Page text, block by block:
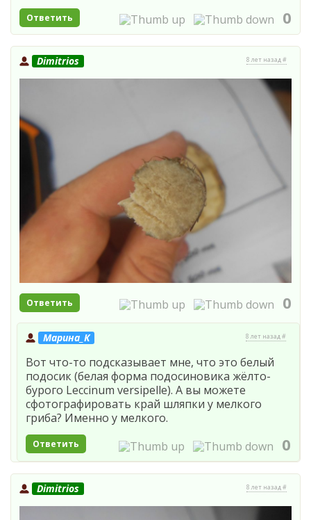
Ответить 0
Dimitrios 8 лет назад #
Ответить 0
Марина_К 8 лет назад #
Вот что-то подсказывает мне, что это белый
подосик (белая форма подосиновика жёлто-
бурого Leccinum versipelle). А вы можете
сфотографировать край шляпки у мелкого
гриба? Именно у мелкого.
Ответить 0
Dimitrios 8 лет назад #